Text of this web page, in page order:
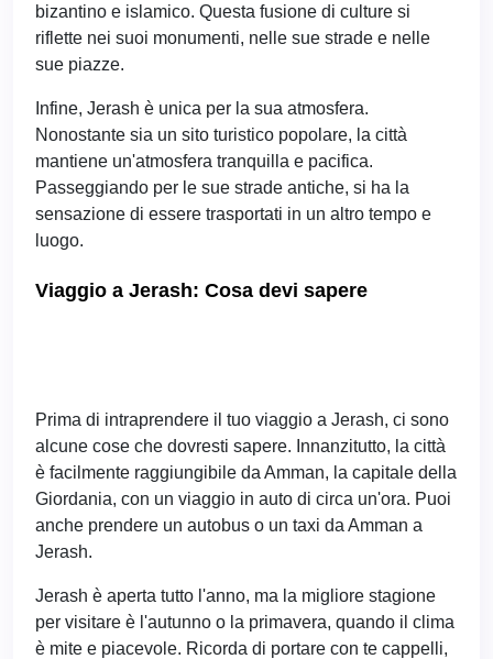
bizantino e islamico. Questa fusione di culture si
riflette nei suoi monumenti, nelle sue strade e nelle
sue piazze.
Infine, Jerash è unica per la sua atmosfera.
Nonostante sia un sito turistico popolare, la città
mantiene un'atmosfera tranquilla e pacifica.
Passeggiando per le sue strade antiche, si ha la
sensazione di essere trasportati in un altro tempo e
luogo.
Viaggio a Jerash: Cosa devi sapere
Prima di intraprendere il tuo viaggio a Jerash, ci sono
alcune cose che dovresti sapere. Innanzitutto, la città
è facilmente raggiungibile da Amman, la capitale della
Giordania, con un viaggio in auto di circa un'ora. Puoi
anche prendere un autobus o un taxi da Amman a
Jerash.
Jerash è aperta tutto l'anno, ma la migliore stagione
per visitare è l'autunno o la primavera, quando il clima
è mite e piacevole. Ricorda di portare con te cappelli,